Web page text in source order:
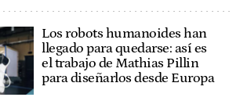
Los robots humanoides han
llegado para quedarse: así es
el trabajo de Mathias Pillin
para diseñarlos desde Europa